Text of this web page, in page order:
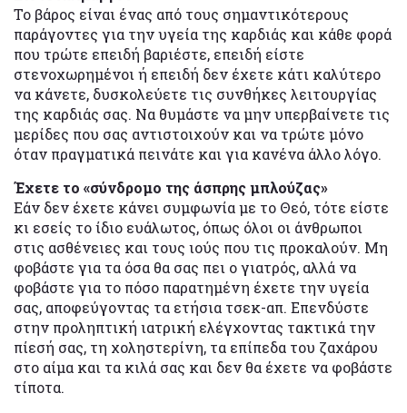
Το βάρος είναι ένας από τους σημαντικότερους
παράγοντες για την υγεία της καρδιάς και κάθε φορά
που τρώτε επειδή βαριέστε, επειδή είστε
στενοχωρημένοι ή επειδή δεν έχετε κάτι καλύτερο
να κάνετε, δυσκολεύετε τις συνθήκες λειτουργίας
της καρδιάς σας. Να θυμάστε να μην υπερβαίνετε τις
μερίδες που σας αντιστοιχούν και να τρώτε μόνο
όταν πραγματικά πεινάτε και για κανένα άλλο λόγο.
Έχετε το «σύνδρομο της άσπρης μπλούζας»
Εάν δεν έχετε κάνει συμφωνία με το Θεό, τότε είστε
κι εσείς το ίδιο ευάλωτος, όπως όλοι οι άνθρωποι
στις ασθένειες και τους ιούς που τις προκαλούν. Μη
φοβάστε για τα όσα θα σας πει ο γιατρός, αλλά να
φοβάστε για το πόσο παρατημένη έχετε την υγεία
σας, αποφεύγοντας τα ετήσια τσεκ-απ. Επενδύστε
στην προληπτική ιατρική ελέγχοντας τακτικά την
πίεσή σας, τη χοληστερίνη, τα επίπεδα του ζαχάρου
στο αίμα και τα κιλά σας και δεν θα έχετε να φοβάστε
τίποτα.